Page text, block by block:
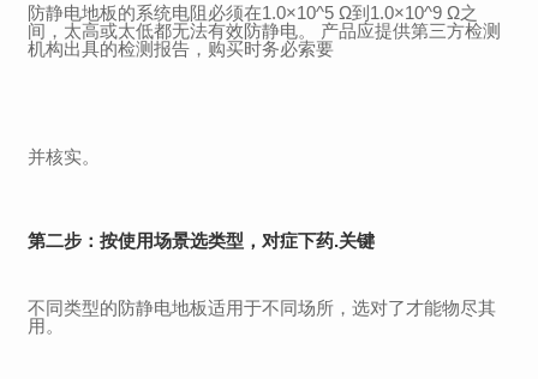
防静电地板的系统电阻必须在1.0×10^5 Ω到1.0×10^9 Ω之
间，太高或太低都无法有效防静电。 产品应提供第三方检测
机构出具的检测报告，购买时务必索要
并核实。
第二步：按使用场景选类型，对症下药.关键
不同类型的防静电地板适用于不同场所，选对了才能物尽其
用。